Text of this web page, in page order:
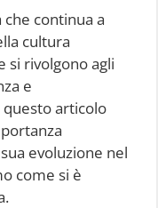
che continua a
cultura
si rivolgono agli
e
articolo
evoluzione nel
come si è